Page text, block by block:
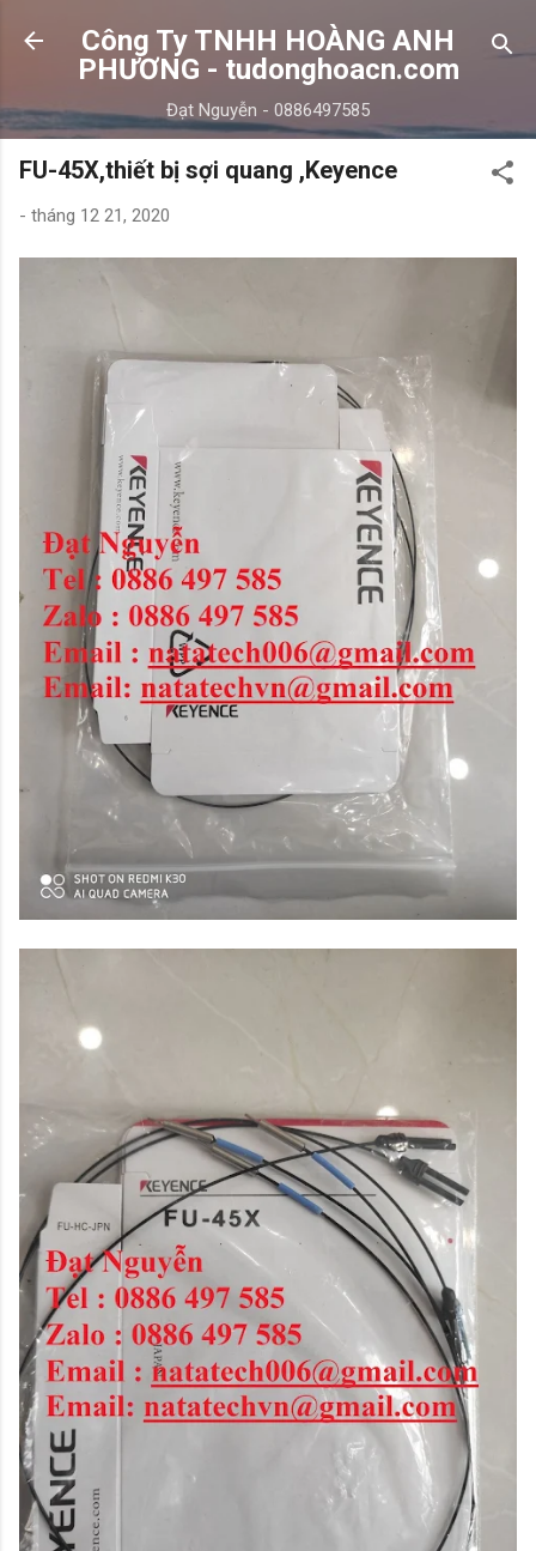
Chuyển đến nội dung chính
Công Ty TNHH HOÀNG ANH
PHƯƠNG - tudonghoacn.com
Đạt Nguyễn - 0886497585
FU-45X,thiết bị sợi quang ,Keyence
- tháng 12 21, 2020